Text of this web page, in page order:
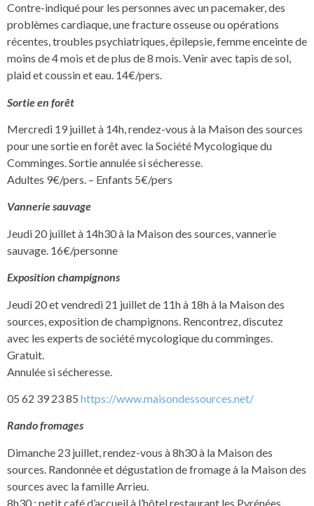
Contre-indiqué pour les personnes avec un pacemaker, des
problèmes cardiaque, une fracture osseuse ou opérations
récentes, troubles psychiatriques, épilepsie, femme enceinte de
moins de 4 mois et de plus de 8 mois. Venir avec tapis de sol,
plaid et coussin et eau. 14€/pers.
Sortie en forêt
Mercredi 19 juillet à 14h, rendez-vous à la Maison des sources
pour une sortie en forêt avec la Société Mycologique du
Comminges. Sortie annulée si sécheresse.
Adultes 9€/pers. – Enfants 5€/pers
Vannerie sauvage
Jeudi 20 juillet à 14h30 à la Maison des sources, vannerie
sauvage. 16€/personne
Exposition champignons
Jeudi 20 et vendredi 21 juillet de 11h à 18h à la Maison des
sources, exposition de champignons. Rencontrez, discutez
avec les experts de société mycologique du comminges.
Gratuit.
Annulée si sécheresse.
05 62 39 23 85 https://www.maisondessources.net/
Rando fromages
Dimanche 23 juillet, rendez-vous à 8h30 à la Maison des
sources. Randonnée et dégustation de fromage à la Maison des
sources avec la famille Arrieu.
8h30 : petit café d’accueil à l’hôtel restaurant les Pyrénées.